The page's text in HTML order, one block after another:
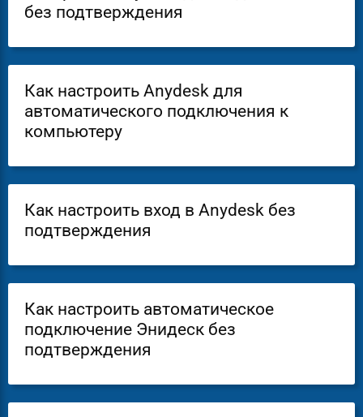
без подтверждения
Как настроить Anydesk для
автоматического подключения к
компьютеру
Как настроить вход в Anydesk без
подтверждения
Как настроить автоматическое
подключение Энидеск без
подтверждения